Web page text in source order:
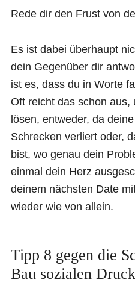
Rede dir den Frust von
Es ist dabei überhaupt
dein Gegenüber dir
ist es, dass du in Worte
Oft reicht das schon aus,
lösen, entweder, da
Schrecken verliert oder,
bist, wo genau dein
einmal dein Herz
deinem nächsten Date
wieder wie von allein.
Tipp 8 gegen die
Bau sozialen